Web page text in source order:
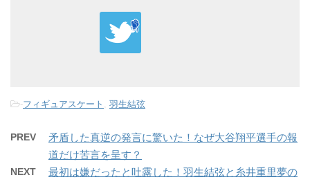
-フィギュアスケート 羽生結弦
PREV
矛盾した真逆の発言に驚いた！なぜ大谷翔平選手の報
道だけ苦言を呈す？
NEXT
最初は嫌だったと吐露した！羽生結弦と糸井重里夢の